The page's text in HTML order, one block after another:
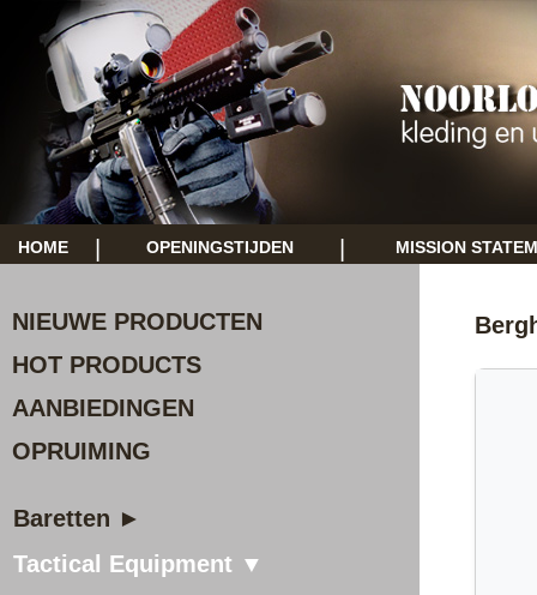
HOME OPENINGSTIJDEN MISSION
NIEUWE PRODUCTEN
HOT PRODUCTS
AANBIEDINGEN
OPRUIMING
Baretten ►
Tactical Equipment ▼